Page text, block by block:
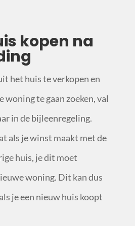
kopen na
het huis te verkopen en
woning te gaan zoeken, val
in de bijleenregeling.
als je winst maakt met de
huis, je dit moet
woning. Dit kan dus
je een nieuw huis koopt